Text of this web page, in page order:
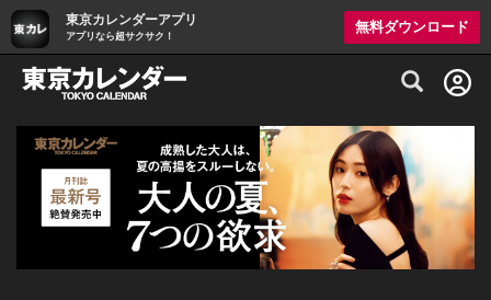
東京カレンダーアプリ
アプリなら超サクサク！
無料ダウンロード
グルメ情報・プレミアムレストラン予約